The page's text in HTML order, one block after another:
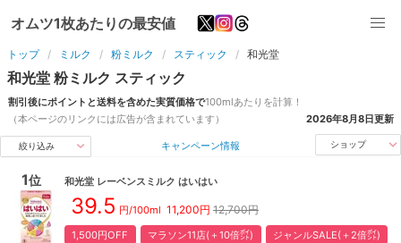
オムツ1枚あたりの最安値
トップ ミルク 粉ミルク スティック 和光堂
和光堂 粉ミルク スティック
割引後にポイントと送料を含めた実質価格で100mlあたりを計算！
（本ページのリンクには広告が含まれています）
2026年8月8日更新
絞り込み キャンペーン情報 ショップ
1位 和光堂 レーベンスミルク はいはい
39.5 円/100ml 11,200円 12,700円
1,500円OFF マラソン11店(＋10倍㌽)
ジャンルSALE(＋2倍㌽)